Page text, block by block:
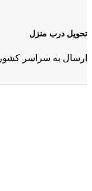
تحویل درب منزل
ارسال به سراسر کشور